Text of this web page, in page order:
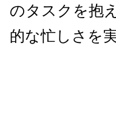
のタスクを抱
的な忙しさを